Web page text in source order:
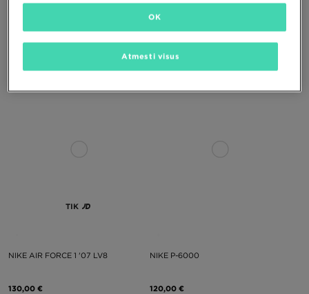
NIKE AIR FORCE 1 07' TECH ESS NIKE AIR FORCE 1 '07 LV8
TIK
NIKE AIR FORCE 1 '07 LV8
130,00 €
NIKE P-6000
120,00 €
Atmesti visus
OK